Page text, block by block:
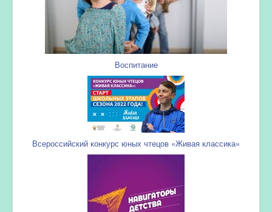
Воспитание
Всероссийский конкурс юных чтецов «Живая классика»